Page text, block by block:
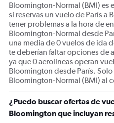
Bloomington-Normal (BMI) es
si reservas un vuelo de París a
tener problemas a la hora de
Bloomington-Normal desde
una media de 0 vuelos de ida
te deberían faltar opciones de
ya que 0 aerolíneas operan
Bloomington desde París.
Bloomington-Normal (BMI) al
¿Puedo buscar ofertas de
Bloomington que incluyan